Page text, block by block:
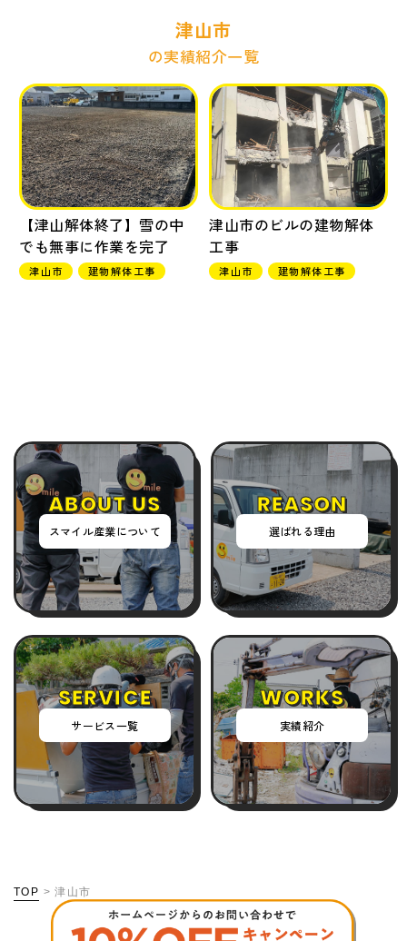
津山市
の実績紹介一覧
【津山解体終了】雪の中
でも無事に作業を完了
津山市 建物解体工事
津山市のビルの建物解体
工事
津山市 建物解体工事
ABOUT US
スマイル産業について
REASON
選ばれる理由
SERVICE
サービス一覧
WORKS
実績紹介
TOP >津山市